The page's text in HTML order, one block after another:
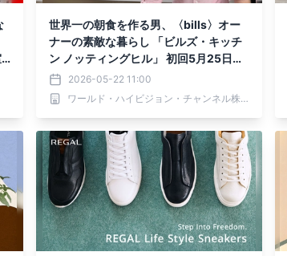
世界一の朝食を作る男、〈bills〉オー
ナーの素敵な暮らし 「ビルズ・キッチ
ン ノッティングヒル」 初回5月25日
（月）よる7時～ BS12 トゥエルビ にて
無料放送
2026-05-22 11:00
ワールド・ハイビジョン・チャンネル株式会社